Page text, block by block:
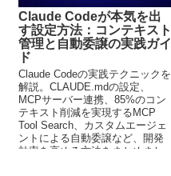
Claude Codeが本気を出
す設定方法：コンテキスト
管理と自動委譲の実践ガイ
ド
Claude Codeの実践テクニックを
解説。CLAUDE.mdの設定、
MCPサーバー連携、85%のコン
テキスト削減を実現するMCP
Tool Search、カスタムエージェ
ントによる自動委譲など、開発
効率を高める方法をまとめまし